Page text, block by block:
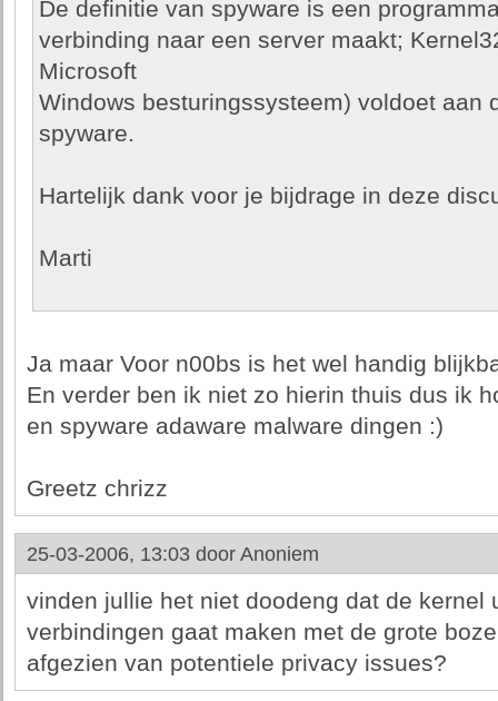
De definitie van spyware is een
verbinding naar een server maakt;
Microsoft
Windows besturingssysteem) voldoet aan
spyware.
Hartelijk dank voor je bijdrage in deze
Marti
Ja maar Voor n00bs is het wel handig
En verder ben ik niet zo hierin thuis dus ik
en spyware adaware malware dingen :)
Greetz chrizz
25-03-2006, 13:03 door Anoniem
vinden jullie het niet doodeng dat de kernel
verbindingen gaat maken met de grote
afgezien van potentiele privacy issues?